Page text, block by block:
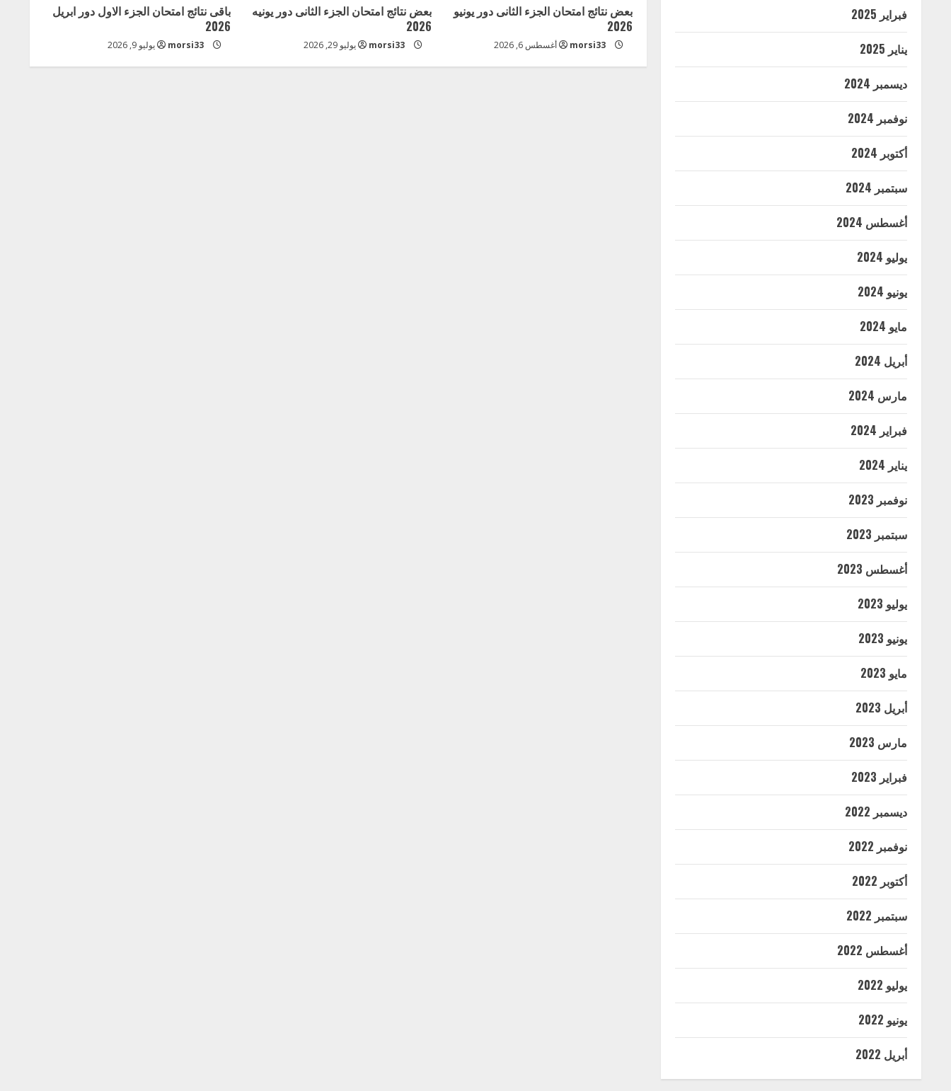
a
بعض نتائج امتحان الجزء الثانى دور يونيو
2026
morsi33 أغسطس 6, 2026
بعض نتائج امتحان الجزء الثانى دور يونيه
2026
morsi33 يوليو 29, 2026
باقى نتائج امتحان الجزء الاول دور ابريل
2026
morsi33 يوليو 9, 2026
فبراير 2025
يناير 2025
ديسمبر 2024
نوفمبر 2024
أكتوبر 2024
سبتمبر 2024
أغسطس 2024
يوليو 2024
يونيو 2024
مايو 2024
أبريل 2024
مارس 2024
فبراير 2024
يناير 2024
نوفمبر 2023
سبتمبر 2023
أغسطس 2023
يوليو 2023
يونيو 2023
مايو 2023
أبريل 2023
مارس 2023
فبراير 2023
ديسمبر 2022
نوفمبر 2022
أكتوبر 2022
سبتمبر 2022
أغسطس 2022
يوليو 2022
يونيو 2022
أبريل 2022